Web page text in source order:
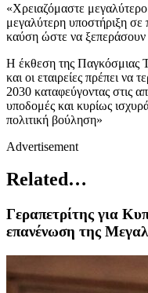
«Χρειαζόμαστε
μεγαλύτερη υποστήριξη
καύση ώστε να ξεπεράσουν
Η έκθεση της Παγκόσμιας
και οι εταιρείες πρέπει να
2030 καταφεύγοντας στις
υποδομές και κυρίως
πολιτική βούληση»
Advertisement
Related…
Γεραπετρίτης για
επανένωση της